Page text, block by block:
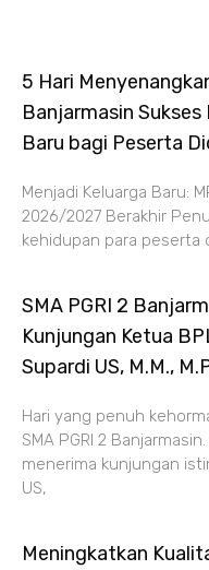
5 Hari
Banjarmasin
Baru bagi Peserta
Menjadi Keluarga Baru:
2026/2027 Berakhir
kehidupan para peserta
SMA PGRI 2
Kunjungan Ketua
Supardi US, M.M.,
Hari yang penuh
SMA PGRI 2
menerima kunjungan
US,
Meningkatkan